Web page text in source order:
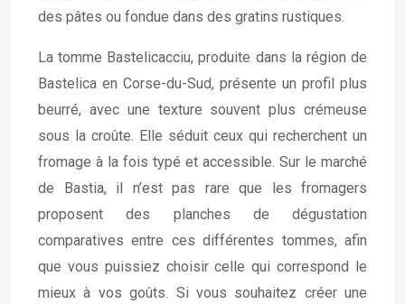
des pâtes ou fondue dans des gratins rustiques.
La tomme Bastelicacciu, produite dans la région de
Bastelica en Corse-du-Sud, présente un profil plus
beurré, avec une texture souvent plus crémeuse
sous la croûte. Elle séduit ceux qui recherchent un
fromage à la fois typé et accessible. Sur le marché
de Bastia, il n’est pas rare que les fromagers
proposent des planches de dégustation
comparatives entre ces différentes tommes, afin
que vous puissiez choisir celle qui correspond le
mieux à vos goûts. Si vous souhaitez créer une